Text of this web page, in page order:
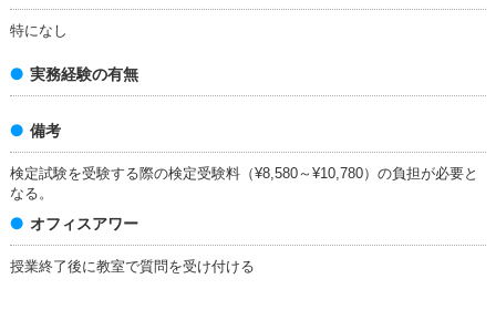
特になし
実務経験の有無
備考
検定試験を受験する際の検定受験料（¥8,580～¥10,780）の負担が必要と
なる。
オフィスアワー
授業終了後に教室で質問を受け付ける